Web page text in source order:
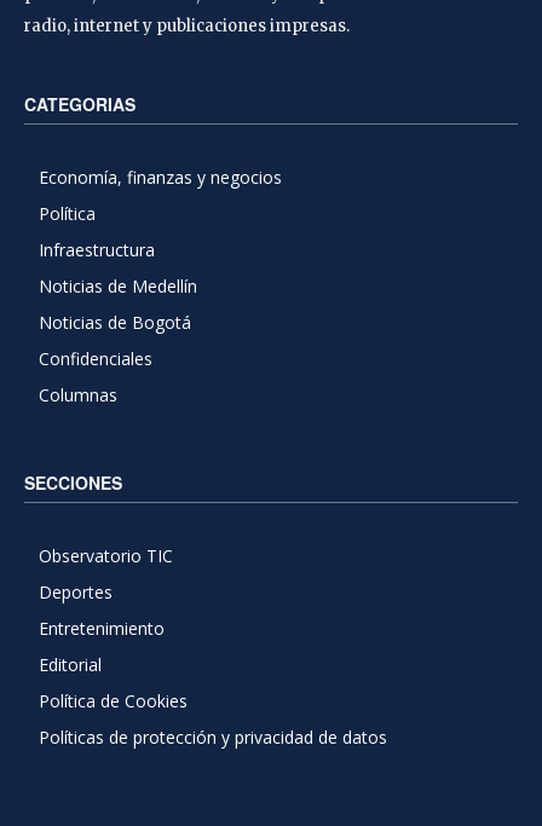
radio, internet y publicaciones impresas.
CATEGORIAS
Economía, finanzas y negocios
Política
Infraestructura
Noticias de Medellín
Noticias de Bogotá
Confidenciales
Columnas
SECCIONES
Observatorio TIC
Deportes
Entretenimiento
Editorial
Política de Cookies
Políticas de protección y privacidad de datos